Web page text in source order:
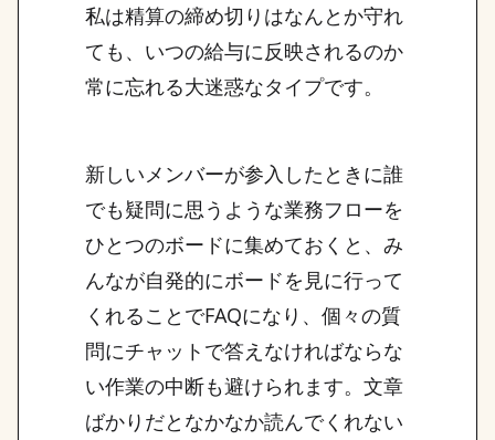
私は精算の締め切りはなんとか守れ
ても、いつの給与に反映されるのか
常に忘れる大迷惑なタイプです。
新しいメンバーが参入したときに誰
でも疑問に思うような業務フローを
ひとつのボードに集めておくと、み
んなが自発的にボードを見に行って
くれることでFAQになり、個々の質
問にチャットで答えなければならな
い作業の中断も避けられます。文章
ばかりだとなかなか読んでくれない